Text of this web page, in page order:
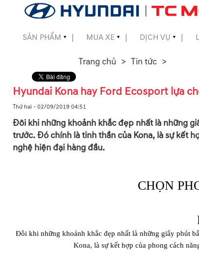
SẢN PHẨM ▼ MUA XE ▼ DỊCH VỤ ▼
Trang chủ Tin tức
Hyundai Kona hay Ford Ecosport lựa
Thứ hai - 02/09/2019 04:51
Đôi khi những khoảnh khắc đẹp nhất là những
trước. Đó chính là tinh thần của Kona, là sự kết
nghệ hiện đại hàng đầu.
CHỌN
Đôi khi những khoảnh khắc đẹp nhất là những giây phút
Kona, là sự kết hợp của phong cách